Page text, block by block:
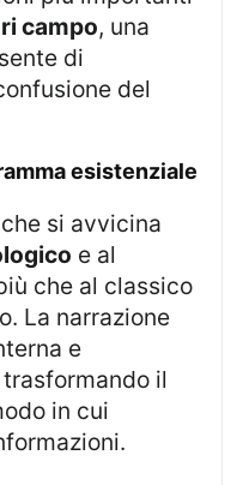
campo, una
di
del
esistenziale
e al
che al classico
La narrazione
e
il
in cui